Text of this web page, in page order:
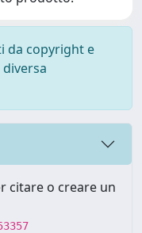
da copyright e
citare o creare un